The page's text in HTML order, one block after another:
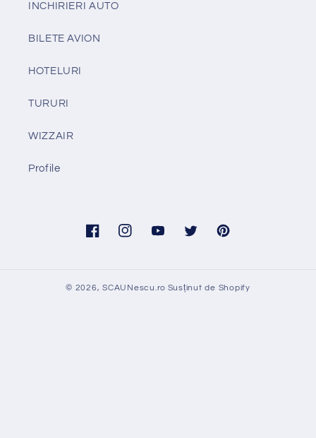
INCHIRIERI AUTO
BILETE AVION
HOTELURI
TURURI
WIZZAIR
Profile
FacebookInstagramYouTubeTwitter Pinterest
© 2026,SCAUNescu.ro Susținut de Shopify